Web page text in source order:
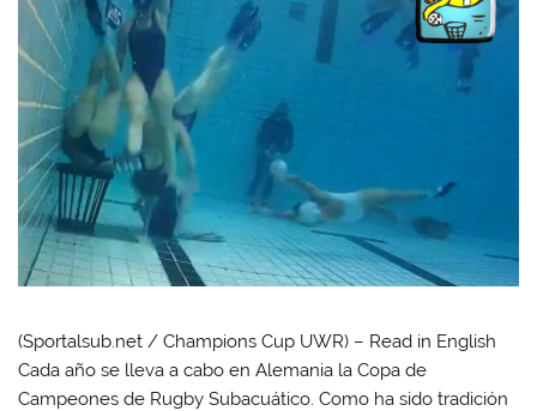
(Sportalsub.net / Champions Cup UWR) – Read in English
Cada año se lleva a cabo en Alemania la Copa de
Campeones de Rugby Subacuático. Como ha sido tradición